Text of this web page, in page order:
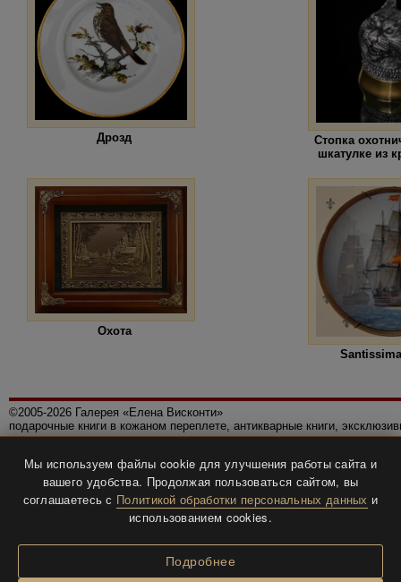
Дрозд
Стопка
шкатулке из
Охота
©2005-2026 Галерея «Елена Висконти»
подарочные книги в кожаном переплете, антикварные книги,
Политика конфиденциальности
Все права защищены.
Разработка и дизайнBTV-info.
Мы используем файлы cookie для улучшения работы сайта и
вашего удобства. Продолжая пользоваться сайтом, вы
соглашаетесь с Политикой обработки персональных данных и
использованием cookies.
Подробнее